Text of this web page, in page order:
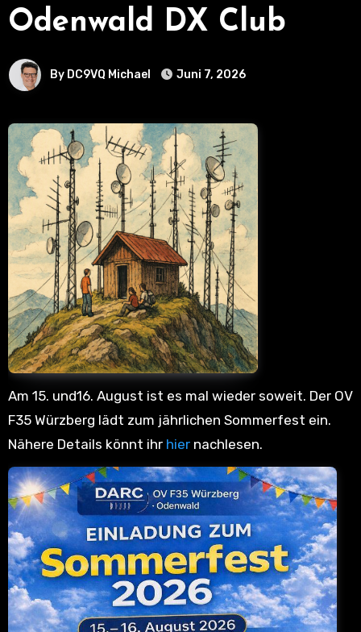
Odenwald DX Club
By DC9VQ Michael Juni 7, 2026
Am 15. und16. August ist es mal wieder soweit. Der OV
F35 Würzberg lädt zum jährlichen Sommerfest ein.
Nähere Details könnt ihr hiernachlesen.